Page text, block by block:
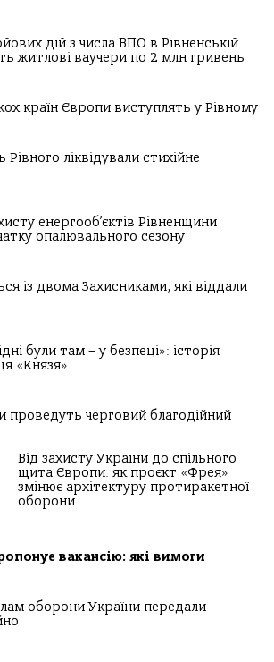
дій з числа ВПО в Рівненській
житлові ваучери по 2 млн гривень
країн Європи виступлять у Рівному
Рівного ліквідували стихійне
енергооб’єктів Рівненщини
опалювального сезону
із двома Захисниками, які віддали
були там – у безпеці»: історія
«Князя»
проведуть черговий благодійний
Від захисту України до спільного
щита Європи: як проєкт «Фрея»
змінює архітектуру протиракетної
оборони
вакансію: які вимоги
оборони України передали